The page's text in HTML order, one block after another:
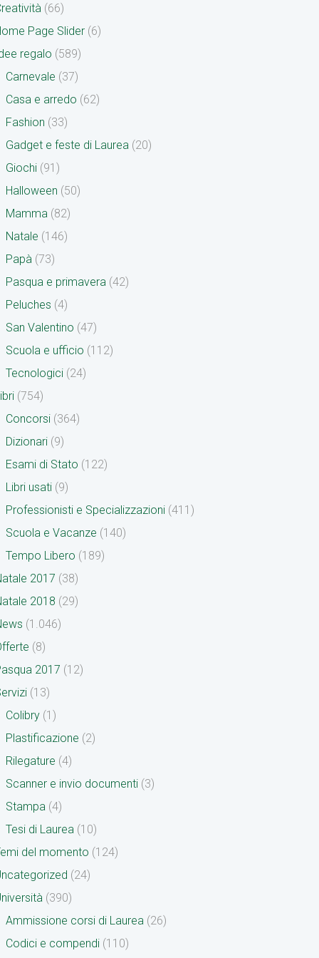
(66)
Page Slider (6)
regalo (589)
Carnevale (37)
Casa e arredo (62)
Fashion (33)
Gadget e feste di Laurea (20)
Giochi (91)
Halloween (50)
Mamma (82)
Natale (146)
Papà (73)
Pasqua e primavera (42)
Peluches (4)
San Valentino (47)
Scuola e ufficio (112)
Tecnologici (24)
(754)
Concorsi (364)
Dizionari (9)
Esami di Stato (122)
Libri usati (9)
Professionisti e Specializzazioni (411)
Scuola e Vacanze (140)
Tempo Libero (189)
2017 (38)
2018 (29)
(1.046)
(8)
2017 (12)
(13)
Colibry (1)
Plastificazione (2)
Rilegature (4)
Scanner e invio documenti (3)
Stampa (4)
Tesi di Laurea (10)
del momento (124)
(24)
(390)
Ammissione corsi di Laurea (26)
Codici e compendi (110)